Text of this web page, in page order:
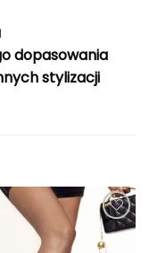
dopasowania
stylizacji
Dodaj do
ulubionych